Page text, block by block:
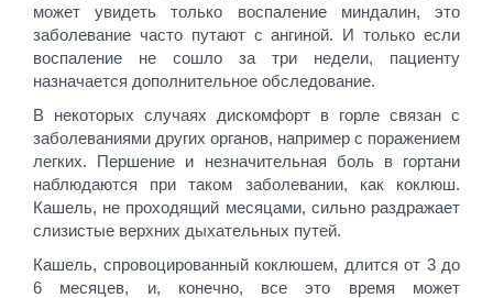
может увидеть только воспаление миндалин, это
заболевание часто путают с ангиной. И только если
воспаление не сошло за три недели, пациенту
назначается дополнительное обследование.
В некоторых случаях дискомфорт в горле связан с
заболеваниями других органов, например с поражением
легких. Першение и незначительная боль в гортани
наблюдаются при таком заболевании, как коклюш.
Кашель, не проходящий месяцами, сильно раздражает
слизистые верхних дыхательных путей.
Кашель, спровоцированный коклюшем, длится от 3 до
6 месяцев, и, конечно, все это время может